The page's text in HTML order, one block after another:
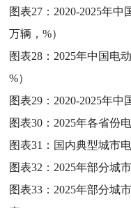
图表27： 2020-2025年中
万辆，%）
图表28： 2025年中国电
%）
图表29： 2020-2025年中
图表30： 2025年各省份
图表31： 国内典型城市
图表32： 2025年部分城
图表33： 2025年部分城